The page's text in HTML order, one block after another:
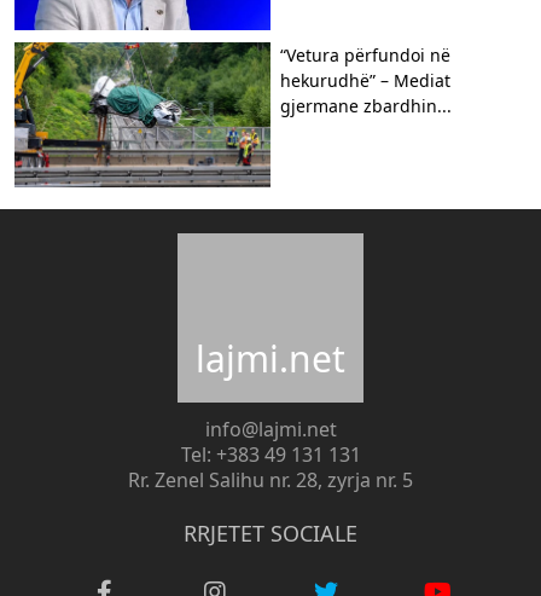
“Vetura përfundoi në
hekurudhë” – Mediat
gjermane zbardhin...
lajmi.net
info@lajmi.net
Tel: +383 49 131 131
Rr. Zenel Salihu nr. 28, zyrja nr. 5
RRJETET SOCIALE